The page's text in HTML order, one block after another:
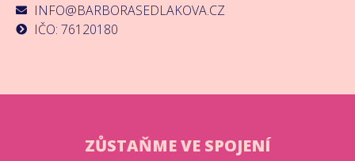
INFO@BARBORASEDLAKOVA.CZ
IČO: 76120180
ZŮSTAŇME VE SPOJENÍ